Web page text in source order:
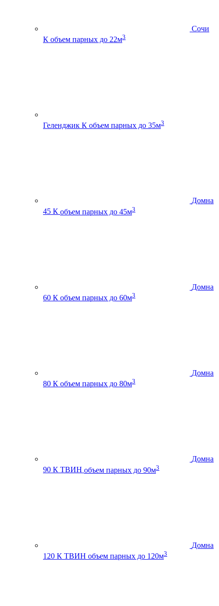
Сочи
К объем парных до 22м3
Геленджик К объем парных до 35м3
Домна
45 К объем парных до 45м3
Домна
60 К объем парных до 60м3
Домна
80 К объем парных до 80м3
Домна
90 К ТВИН объем парных до 90м3
Домна
120 К ТВИН объем парных до 120м3